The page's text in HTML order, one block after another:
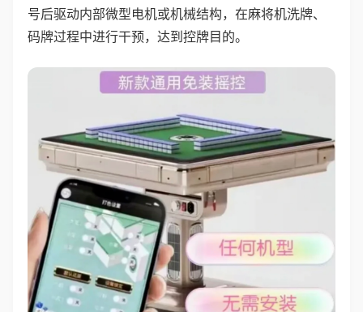
号后驱动内部微型电机或机械结构，在麻将机洗牌、
码牌过程中进行干预，达到控牌目的。